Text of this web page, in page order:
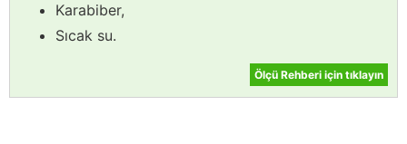
Karabiber,
Sıcak su.
Ölçü Rehberi için tıklayın